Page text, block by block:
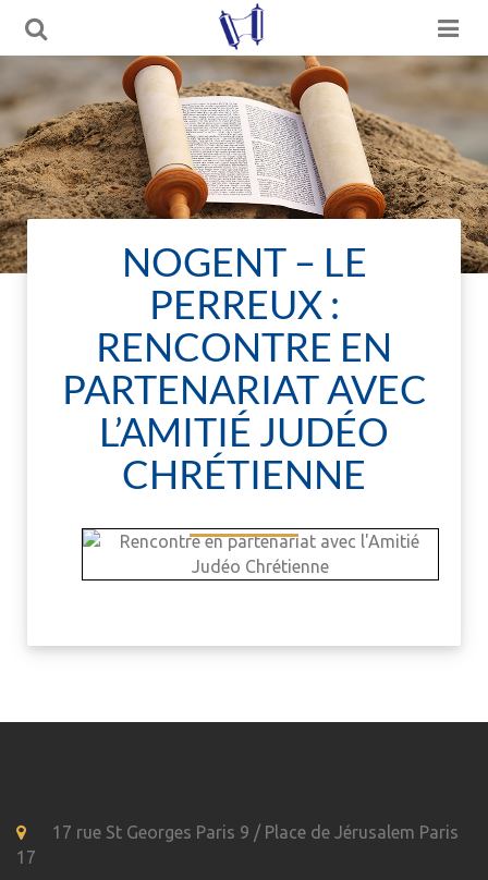
NOGENT – LE
PERREUX :
RENCONTRE EN
PARTENARIAT AVEC
L’AMITIÉ JUDÉO
CHRÉTIENNE
17 rue St Georges Paris 9 / Place de Jérusalem Paris
17